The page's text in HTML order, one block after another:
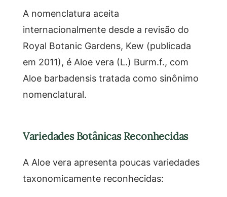
A nomenclatura aceita
internacionalmente desde a revisão do
Royal Botanic Gardens, Kew (publicada
em 2011), é Aloe vera (L.) Burm.f., com
Aloe barbadensis tratada como sinônimo
nomenclatural.
Variedades Botânicas Reconhecidas
A Aloe vera apresenta poucas variedades
taxonomicamente reconhecidas: